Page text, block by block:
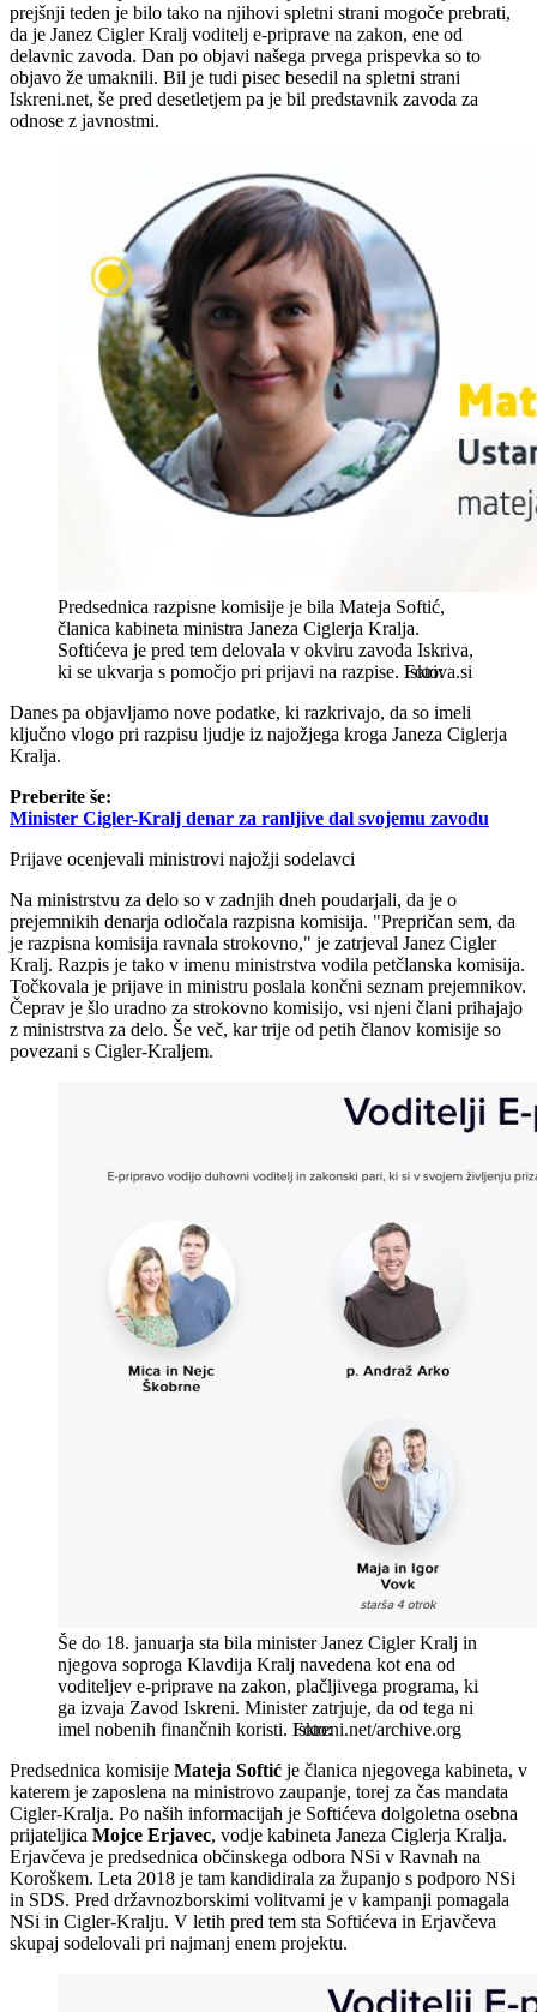
prejšnji teden je bilo tako na njihovi spletni strani mogoče prebrati,
da je Janez Cigler Kralj voditelj e-priprave na zakon, ene od
delavnic zavoda. Dan po objavi našega prvega prispevka so to
objavo že umaknili. Bil je tudi pisec besedil na spletni strani
Iskreni.net, še pred desetletjem pa je bil predstavnik zavoda za
odnose z javnostmi.
Predsednica razpisne komisije je bila Mateja Softić,
članica kabineta ministra Janeza Ciglerja Kralja.
Softićeva je pred tem delovala v okviru zavoda Iskriva,
ki se ukvarja s pomočjo pri prijavi na razpise. Iskriva.si
Danes pa objavljamo nove podatke, ki razkrivajo, da so imeli
ključno vlogo pri razpisu ljudje iz najožjega kroga Janeza Ciglerja
Kralja.
Preberite še:
Minister Cigler-Kralj denar za ranljive dal svojemu zavodu
Prijave ocenjevali ministrovi najožji sodelavci
Na ministrstvu za delo so v zadnjih dneh poudarjali, da je o
prejemnikih denarja odločala razpisna komisija. "Prepričan sem, da
je razpisna komisija ravnala strokovno," je zatrjeval Janez Cigler
Kralj. Razpis je tako v imenu ministrstva vodila petčlanska komisija.
Točkovala je prijave in ministru poslala končni seznam prejemnikov.
Čeprav je šlo uradno za strokovno komisijo, vsi njeni člani prihajajo
z ministrstva za delo. Še več, kar trije od petih članov komisije so
povezani s Cigler-Kraljem.
Še do 18. januarja sta bila minister Janez Cigler Kralj in
njegova soproga Klavdija Kralj navedena kot ena od
voditeljev e-priprave na zakon, plačljivega programa, ki
ga izvaja Zavod Iskreni. Minister zatrjuje, da od tega ni
imel nobenih finančnih koristi. Iskreni.net/archive.org
Predsednica komisije Mateja Softić je članica njegovega kabineta, v
katerem je zaposlena na ministrovo zaupanje, torej za čas mandata
Cigler-Kralja. Po naših informacijah je Softićeva dolgoletna osebna
prijateljica Mojce Erjavec, vodje kabineta Janeza Ciglerja Kralja.
Erjavčeva je predsednica občinskega odbora NSi v Ravnah na
Koroškem. Leta 2018 je tam kandidirala za županjo s podporo NSi
in SDS. Pred državnozborskimi volitvami je v kampanji pomagala
NSi in Cigler-Kralju. V letih pred tem sta Softićeva in Erjavčeva
skupaj sodelovali pri najmanj enem projektu.